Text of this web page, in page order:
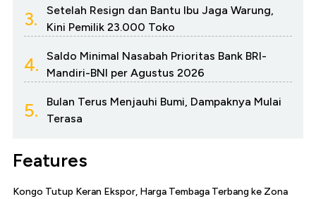
3.
Setelah Resign dan Bantu Ibu Jaga Warung,
Kini Pemilik 23.000 Toko
4.
Saldo Minimal Nasabah Prioritas Bank BRI-
Mandiri-BNI per Agustus 2026
5.
Bulan Terus Menjauhi Bumi, Dampaknya Mulai
Terasa
Features
Kongo Tutup Keran Ekspor, Harga Tembaga Terbang ke Zona